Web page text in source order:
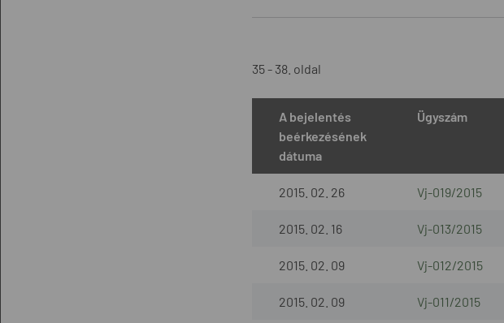
35 - 38. oldal
A bejelentés
beérkezésének
dátuma
Ügyszám
2015. 02. 26 Vj-019/2015
2015. 02. 16 Vj-013/2015
2015. 02. 09 Vj-012/2015
2015. 02. 09 Vj-011/2015